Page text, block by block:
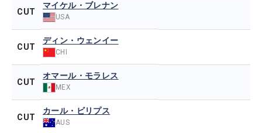
CUT
マイケル・ブレナン
USA
CUT
ディン・ウェンイー
CHI
CUT
オマール・モラレス
MEX
CUT
カール・ビリプス
AUS